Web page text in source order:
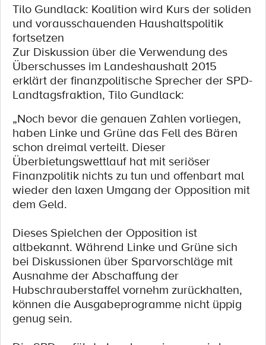
Tilo Gundlack: Koalition wird Kurs der soliden
und vorausschauenden Haushaltspolitik
fortsetzen
Zur Diskussion über die Verwendung des
Überschusses im Landeshaushalt 2015
erklärt der finanzpolitische Sprecher der SPD-
Landtagsfraktion, Tilo Gundlack:
„Noch bevor die genauen Zahlen vorliegen,
haben Linke und Grüne das Fell des Bären
schon dreimal verteilt. Dieser
Überbietungswettlauf hat mit seriöser
Finanzpolitik nichts zu tun und offenbart mal
wieder den laxen Umgang der Opposition mit
dem Geld.
Dieses Spielchen der Opposition ist
altbekannt. Während Linke und Grüne sich
bei Diskussionen über Sparvorschläge mit
Ausnahme der Abschaffung der
Hubschrauberstaffel vornehm zurückhalten,
können die Ausgabeprogramme nicht üppig
genug sein.